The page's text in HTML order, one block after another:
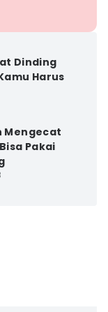
Dinding
Harus
Mengecat
Pakai